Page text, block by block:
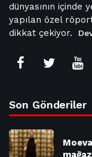
dünyasının
yapılan özel
dikkat çekiyor.
Son Gönderiler